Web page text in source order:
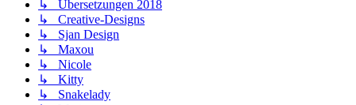
↳ Übersetzungen 2018
↳ Creative-Designs
↳ Sjan Design
↳ Maxou
↳ Nicole
↳ Kitty
↳ Snakelady